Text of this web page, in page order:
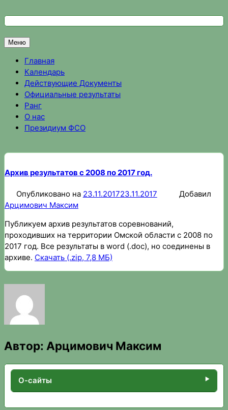
кФедерация спортивного ориентирования Омской области
Спортивное ориентирование в Омске, результаты
Меню
Главная
Календарь
Действующие Документы
Официальные результаты
Ранг
О нас
Президиум ФСО
Архив результатов с 2008 по 2017 год.
Опубликовано на 23.11.201723.11.2017
Добавил
Арцимович Максим
Публикуем архив результатов соревнований,
проходивших на территории Омской области с 2008 по
2017 год. Все результаты в word (.doc), но соединены в
архиве. Скачать (.zip, 7,8 МБ)
Автор: Арцимович Максим
О-сайты